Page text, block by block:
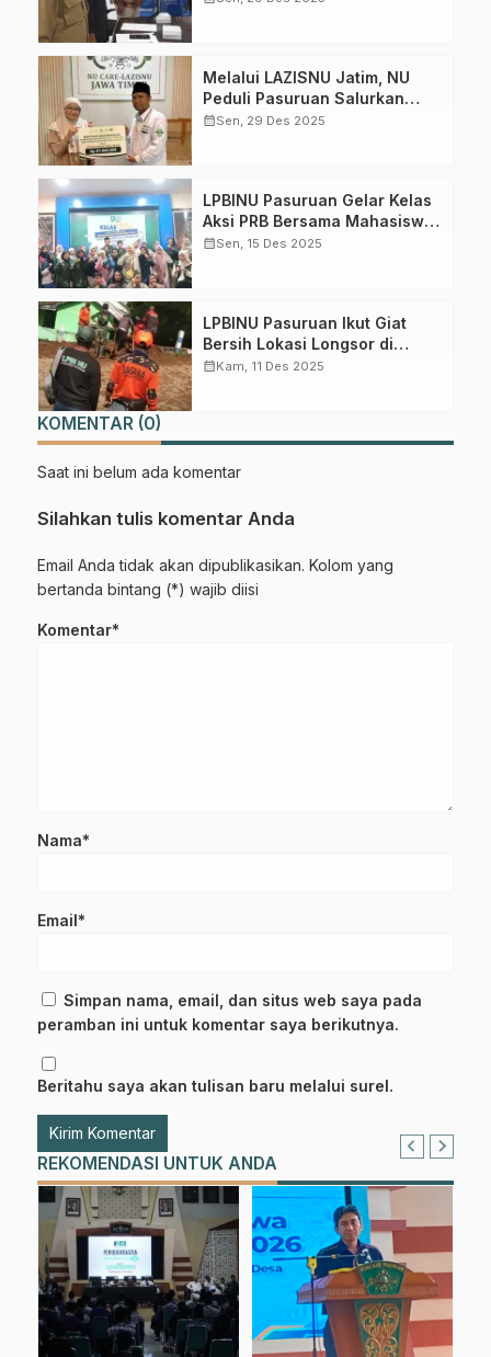
Gabung Channel WhatsApp NU
Dapatkan info kegiatan, kajian, dan berita terbaru langsung dari
sumber resmi NU Pasuruan.
Melalui LAZISNU Jatim, NU
Peduli Pasuruan Salurkan
Bantuan 81 Juta untuk Korban
calendar_monthSen, 29 Des 2025
LPBINU Pasuruan Gelar Kelas
Aksi PRB Bersama Mahasiswa
dan Pelajar
calendar_monthSen, 15 Des 2025
LPBINU Pasuruan Ikut Giat
Bersih Lokasi Longsor di
Tlogosari Tutur, Satu Warga
calendar_monthKam, 11 Des 2025
KOMENTAR (0)
Saat ini belum ada komentar
Silahkan tulis komentar Anda
Email Anda tidak akan dipublikasikan. Kolom yang
bertanda bintang (*) wajib diisi
Komentar*
Nama*
Email*
Simpan nama, email, dan situs web saya pada
peramban ini untuk komentar saya berikutnya.
Beritahu saya akan tulisan baru melalui surel.
REKOMENDASI UNTUK ANDA